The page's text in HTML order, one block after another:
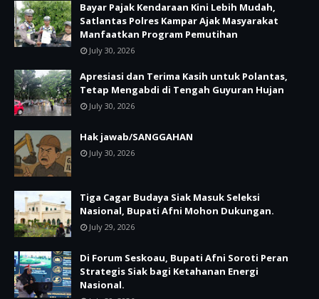
Bayar Pajak Kendaraan Kini Lebih Mudah,
Satlantas Polres Kampar Ajak Masyarakat
Manfaatkan Program Pemutihan
July 30, 2026
Apresiasi dan Terima Kasih untuk Polantas,
Tetap Mengabdi di Tengah Guyuran Hujan
July 30, 2026
Hak jawab/SANGGAHAN
July 30, 2026
Tiga Cagar Budaya Siak Masuk Seleksi
Nasional, Bupati Afni Mohon Dukungan.
July 29, 2026
Di Forum Seskoau, Bupati Afni Soroti Peran
Strategis Siak bagi Ketahanan Energi
Nasional.